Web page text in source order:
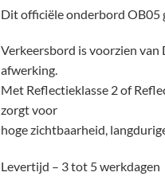
Dit officiële onderbord OB05
Verkeersbord is voorzien
afwerking.
Met Reflectieklasse 2 of
zorgt voor
hoge zichtbaarheid,
Levertijd – 3 tot 5 werkdagen